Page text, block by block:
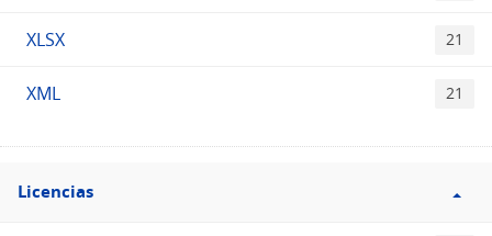
XLSX 21
XML 21
Filtro
Licencias
Licencias